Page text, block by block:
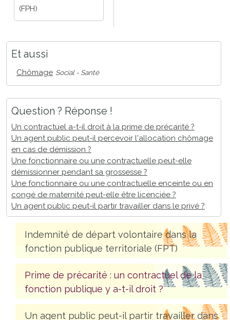
(FPH)
Et aussi
Chômage Social - Santé
Question ? Réponse !
Un contractuel a-t-il droit à la prime de précarité ?
Un agent public peut-il percevoir l'allocation chômage
en cas de démission ?
Une fonctionnaire ou une contractuelle peut-elle
démissionner pendant sa grossesse ?
Une fonctionnaire ou une contractuelle enceinte ou en
congé de maternité peut-elle être licenciée ?
Un agent public peut-il partir travailler dans le privé ?
Indemnité de départ volontaire dans la
fonction publique territoriale (FPT)
Prime de précarité : un contractuel de la
fonction publique y a-t-il droit ?
Un agent public peut-il partir travailler dans